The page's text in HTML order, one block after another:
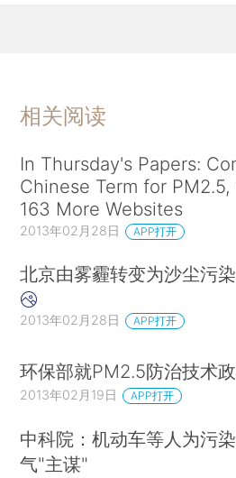
相关阅读
In Thursday's Papers:
Chinese Term for
163 More Websites
2013年02月28日 APP打开
北京由雾霾转变为沙尘污染
2013年02月28日 APP打开
环保部就PM2.5防治技术
2013年02月19日 APP打开
中科院：机动车等人为污
气"主谋"